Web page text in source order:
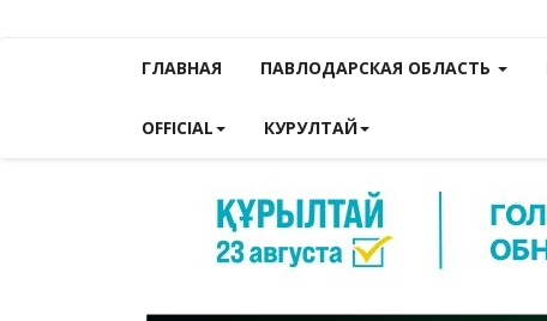
ГЛАВНАЯ ПАВЛОДАРСКАЯ ОБЛАСТЬ
OFFICIAL КУРУЛТАЙ